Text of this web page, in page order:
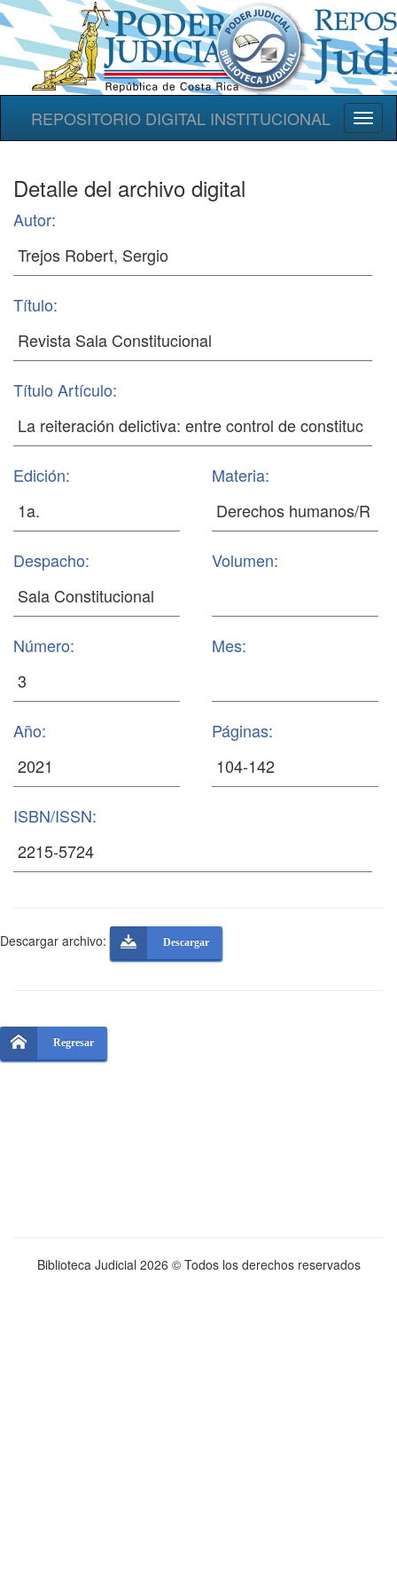
REPOSITORIO DIGITAL INSTITUCIONAL
Detalle del archivo digital
Autor:
Título:
Título Artículo:
Edición: Materia:
Despacho: Volumen:
Número: Mes:
Año: Páginas:
ISBN/ISSN:
Descargar archivo: Descargar
Regresar
Biblioteca Judicial 2026 © Todos los derechos reservados